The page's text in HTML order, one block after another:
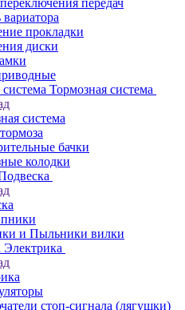
передач
прокладки
диски
Тормозная система
система
бачки
колодки
и Пыльники вилки
Электрика
стоп-сигнала (лягушки)